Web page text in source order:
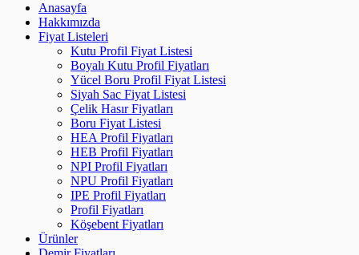
Anasayfa
Hakkımızda
Fiyat Listeleri
Kutu Profil Fiyat Listesi
Boyalı Kutu Profil Fiyatları
Yücel Boru Profil Fiyat Listesi
Siyah Sac Fiyat Listesi
Çelik Hasır Fiyatları
Boru Fiyat Listesi
HEA Profil Fiyatları
HEB Profil Fiyatları
NPI Profil Fiyatları
NPU Profil Fiyatları
IPE Profil Fiyatları
Profil Fiyatları
Köşebent Fiyatları
Ürünler